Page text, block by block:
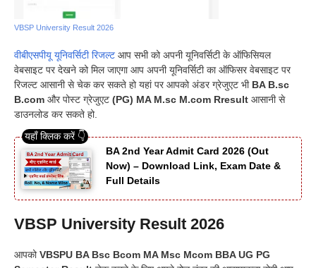
VBSP University Result 2026
वीबीएसपीयू यूनिवर्सिटी रिजल्ट आप सभी को अपनी यूनिवर्सिटी के ऑफिसियल
वेबसाइट पर देखने को मिल जाएगा आप अपनी यूनिवर्सिटी का ऑफिसर वेबसाइट पर
रिजल्ट आसानी से चेक कर सकते हो यहां पर आपको अंडर ग्रेजुएट भीBA B.sc
B.com और पोस्ट ग्रेजुएट (PG) MA M.sc M.com Rresult आसानी से
डाउनलोड कर सकते हो.
BA 2nd Year Admit Card 2026 (Out
Now) – Download Link, Exam Date &
Full Details
VBSP University Result 2026
आपकोVBSPU BA Bsc Bcom MA Msc Mcom BBA UG PG